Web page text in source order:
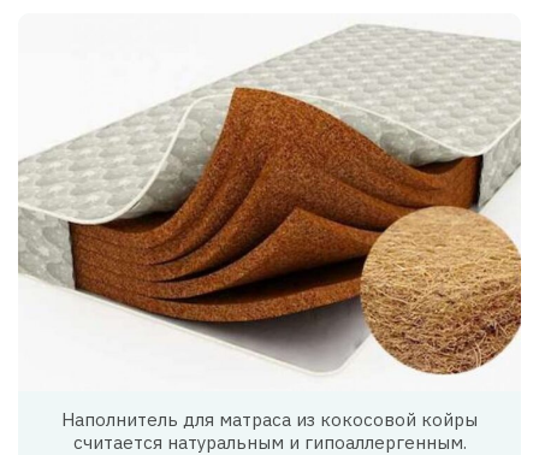
Наполнитель для матраса из кокосовой койры
считается натуральным и гипоаллергенным.